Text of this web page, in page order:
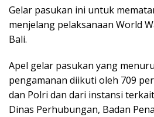
Gelar pasukan ini untuk
menjelang pelaksanaan World
Bali.
Apel gelar pasukan yang
pengamanan diikuti oleh 709
dan Polri dan dari instansi
Dinas Perhubungan, Badan